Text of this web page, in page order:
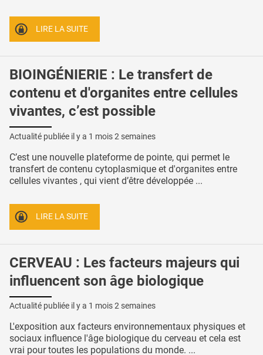
LIRE LA SUITE
BIOINGÉNIERIE : Le transfert de
contenu et d'organites entre cellules
vivantes, c’est possible
Actualité publiée il y a 1 mois 2 semaines
C’est une nouvelle plateforme de pointe, qui permet le
transfert de contenu cytoplasmique et d'organites entre
cellules vivantes , qui vient d’être développée ...
LIRE LA SUITE
CERVEAU : Les facteurs majeurs qui
influencent son âge biologique
Actualité publiée il y a 1 mois 2 semaines
L'exposition aux facteurs environnementaux physiques et
sociaux influence l'âge biologique du cerveau et cela est
vrai pour toutes les populations du monde. ...